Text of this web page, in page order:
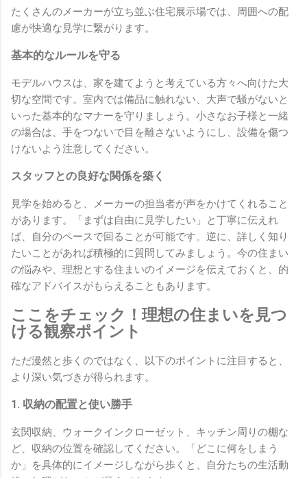
たくさんのメーカーが立ち並ぶ住宅展示場では、周囲への配
慮が快適な見学に繋がります。
基本的なルールを守る
モデルハウスは、家を建てようと考えている方々へ向けた大
切な空間です。室内では備品に触れない、大声で騒がないと
いった基本的なマナーを守りましょう。小さなお子様と一緒
の場合は、手をつないで目を離さないようにし、設備を傷つ
けないよう注意してください。
スタッフとの良好な関係を築く
見学を始めると、メーカーの担当者が声をかけてくれること
があります。「まずは自由に見学したい」と丁寧に伝えれ
ば、自分のペースで回ることが可能です。逆に、詳しく知り
たいことがあれば積極的に質問してみましょう。今の住まい
の悩みや、理想とする住まいのイメージを伝えておくと、的
確なアドバイスがもらえることもあります。
ここをチェック！理想の住まいを見つ
ける観察ポイント
ただ漫然と歩くのではなく、以下のポイントに注目すると、
より深い気づきが得られます。
1. 収納の配置と使い勝手
玄関収納、ウォークインクローゼット、キッチン周りの棚な
ど、収納の位置を確認してください。「どこに何をしまう
か」を具体的にイメージしながら歩くと、自分たちの生活動